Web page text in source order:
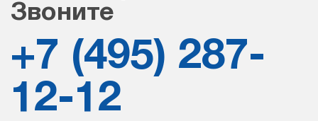
Звоните
+7 (495) 287-
12-12